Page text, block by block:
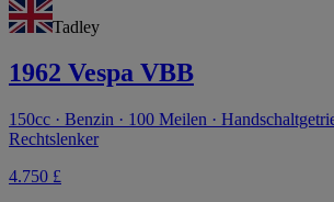
Tadley
1962 Vespa VBB
150cc · Benzin · 100 Meilen ·
Rechtslenker
4.750 £